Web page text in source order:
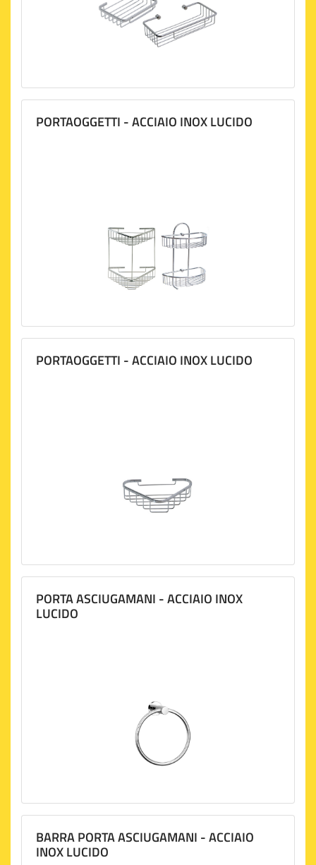
PORTAOGGETTI - ACCIAIO INOX LUCIDO
PORTAOGGETTI - ACCIAIO INOX LUCIDO
PORTA ASCIUGAMANI - ACCIAIO INOX
LUCIDO
BARRA PORTA ASCIUGAMANI - ACCIAIO
INOX LUCIDO